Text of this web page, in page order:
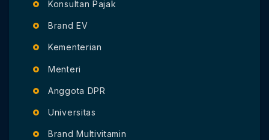
Konsultan Pajak
Brand EV
Kementerian
Menteri
Anggota DPR
Universitas
Brand Multivitamin